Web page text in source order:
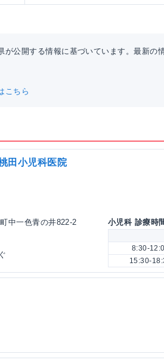
が公開する情報に基づいています。最新の
こちら
田小児科医院
中一色青の井822-2
小児科 診療時
8:30-
15:30-